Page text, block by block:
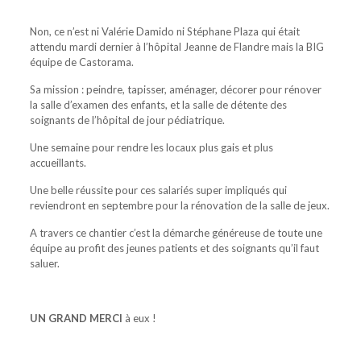
Non, ce n’est ni Valérie Damido ni Stéphane Plaza qui était
attendu mardi dernier à l’hôpital Jeanne de Flandre mais la BIG
équipe de Castorama.
Sa mission : peindre, tapisser, aménager, décorer pour rénover
la salle d’examen des enfants, et la salle de détente des
soignants de l’hôpital de jour pédiatrique.
Une semaine pour rendre les locaux plus gais et plus
accueillants.
Une belle réussite pour ces salariés super impliqués qui
reviendront en septembre pour la rénovation de la salle de jeux.
A travers ce chantier c’est la démarche généreuse de toute une
équipe au profit des jeunes patients et des soignants qu’il faut
saluer.
UN GRAND MERCI à eux !